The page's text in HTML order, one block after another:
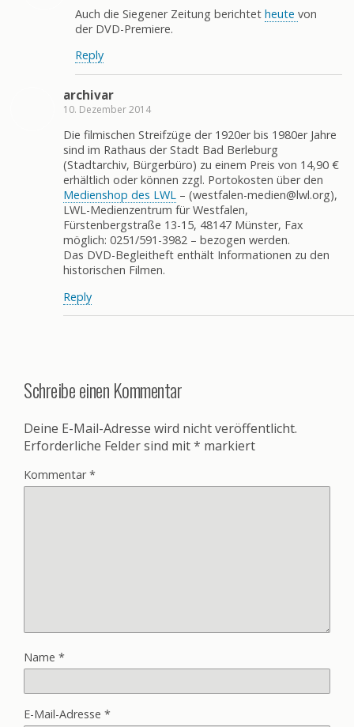
Auch die Siegener Zeitung berichtet heute von
der DVD-Premiere.
Reply
archivar
10. Dezember 2014
Die filmischen Streifzüge der 1920er bis 1980er Jahre
sind im Rathaus der Stadt Bad Berleburg
(Stadtarchiv, Bürgerbüro) zu einem Preis von 14,90 €
erhältlich oder können zzgl. Portokosten über den
Medienshop des LWL – (westfalen-medien@lwl.org),
LWL-Medienzentrum für Westfalen,
Fürstenbergstraße 13-15, 48147 Münster, Fax
möglich: 0251/591-3982 – bezogen werden.
Das DVD-Begleitheft enthält Informationen zu den
historischen Filmen.
Reply
Schreibe einen Kommentar
Deine E-Mail-Adresse wird nicht veröffentlicht.
Erforderliche Felder sind mit* markiert
Kommentar*
Name *
E-Mail-Adresse *